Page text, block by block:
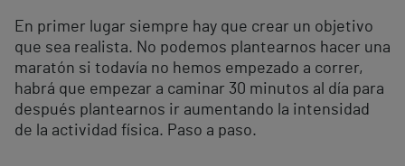
En primer lugar siempre hay que crear un objetivo
que sea realista. No podemos plantearnos hacer una
maratón si todavía no hemos empezado a correr,
habrá que empezar a caminar 30 minutos al día para
después plantearnos ir aumentando la intensidad
de la actividad física. Paso a paso.